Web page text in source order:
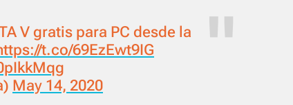
V gratis para PC desde la
t.co/69EzEwt9IG
May 14, 2020